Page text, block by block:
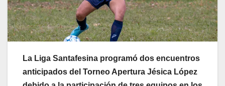
La Liga Santafesina programó dos encuentros
anticipados del Torneo Apertura Jésica López